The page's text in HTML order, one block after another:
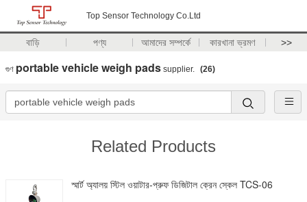
Top Sensor Technology Co.Ltd
বাড়ি পণ্য আমাদের সম্পর্কে কারখানা ভ্রমণ >>
গুণ portable vehicle weigh pads supplier. (26)
Related Products
স্মার্ট অ্যালয় স্টিল ওয়াটার-প্রুফ ডিজিটাল ক্রেন স্কেল TCS-06